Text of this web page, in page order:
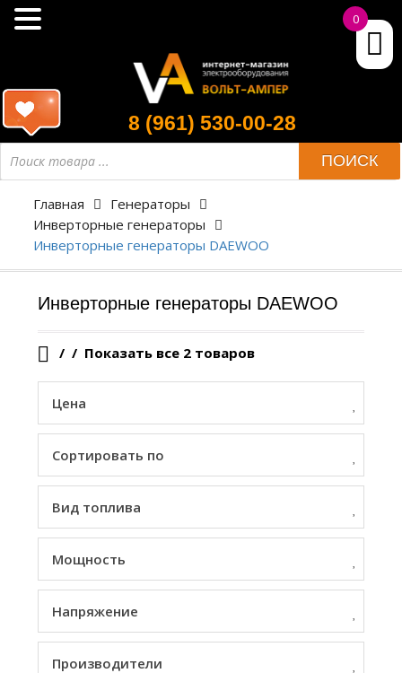
8 (961) 530-00-28
товара
ПОИСК
Главная
Генераторы
Инверторные генераторы
Инверторные генераторы DAEWOO
Инверторные генераторы DAEWOO
/ Показать все 2 товаров
Цена
Сортировать по
Вид топлива
Мощность
Напряжение
Производители
0